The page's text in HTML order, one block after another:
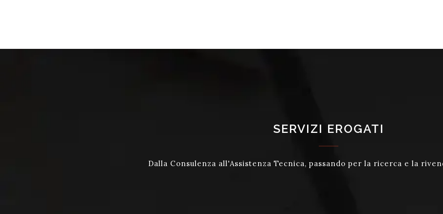
SERVIZI EROGATI
Dalla Consulenza all'Assistenza Tecnica, passando per la ricerca e la